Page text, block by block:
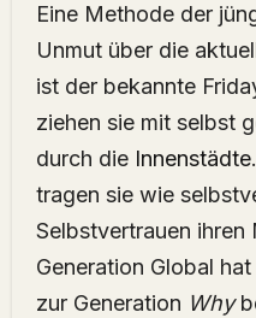
Eine Methode der
Unmut über die
ist der bekannte
ziehen sie mit selbst
durch die Innenstädte
tragen sie wie
Selbstvertrauen ihren
Generation Global
zur Generation Why